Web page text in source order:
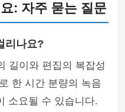
: 자주 묻는 질문
리나요?
길이와 편집의 복잡성
한 시간 분량의 녹음
소요될 수 있습니다.